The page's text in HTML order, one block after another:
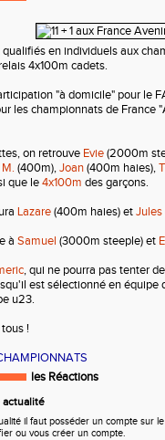
en individuels aux
4x100m cadets.
"à domicile" pour le
les championnats de France
on retrouve Evie(2000m
(400m),Joan(400m haies),
que le4x100m des garçons.
Lazare(400m haies) etJules
à Samuel (3000m steeple) et
, qui ne pourra pas tenter
est sélectionné en équipe
u23.
!
les Réactions
actualité
il faut posséder un compte sur
ou vous créer un compte.